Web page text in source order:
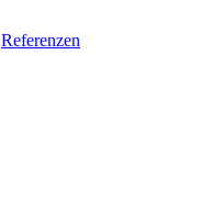
Referenzen